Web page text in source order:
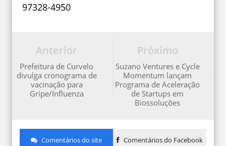
97328-4950
Próximo
Suzano Ventures e Cycle
Momentum lançam
Programa de Aceleração
de Startups em
Biossoluções
Anterior
Prefeitura de Curvelo
divulga cronograma de
vacinação para
Gripe/Influenza
Comentários do site Comentários do Facebook